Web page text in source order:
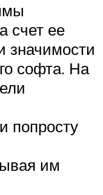
счет ее
значимости
софта. На
попросту
им